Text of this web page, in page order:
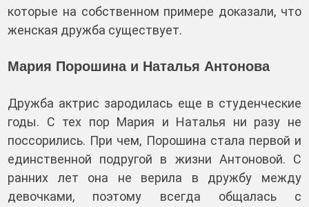
которые на собственном примере доказали, что
женская дружба существует.
Мария Порошина и Наталья Антонова
Дружба актрис зародилась еще в студенческие
годы. С тех пор Мария и Наталья ни разу не
поссорились. При чем, Порошина стала первой и
единственной подругой в жизни Антоновой. С
ранних лет она не верила в дружбу между
девочками, поэтому всегда общалась с